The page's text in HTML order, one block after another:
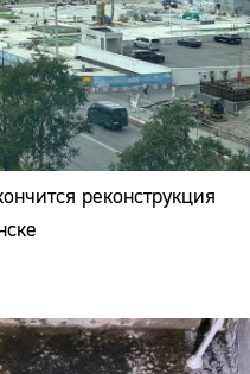
реконструкция